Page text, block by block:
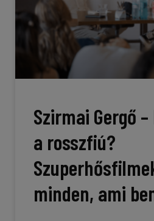
Szirmai Gergő
a rosszfiú?
minden, ami